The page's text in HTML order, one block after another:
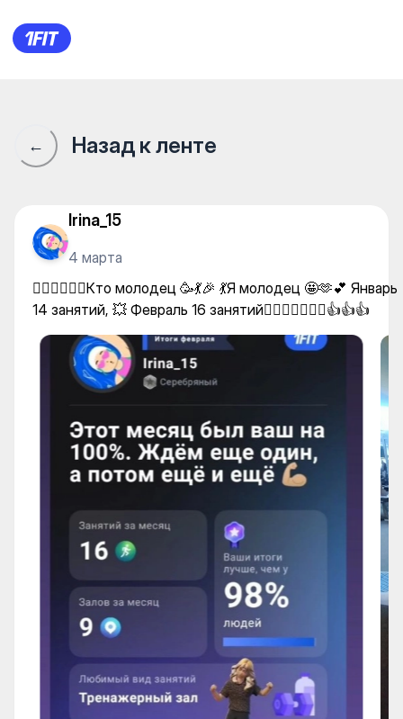
🏋️‍♀️🤸‍♀️🧘‍♀️Кто молодец 🥳💃🎉
← Назад к ленте
Irina_15
4 марта
🏋️‍♀️🤸‍♀️🧘‍♀️Кто молодец 🥳💃🎉 💃Я молодец 🤩🫶💕 Январь
14 занятий, 💥 Февраль 16 занятий🏋️‍♀️🤸‍♀️🧘‍♀️🎉👍👍👍